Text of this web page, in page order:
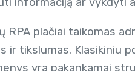
RPA plačiai taikomas
ir tikslumas. Klasikiniu
yra pakankamai